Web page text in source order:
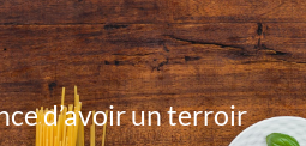
d’avoir un terroir